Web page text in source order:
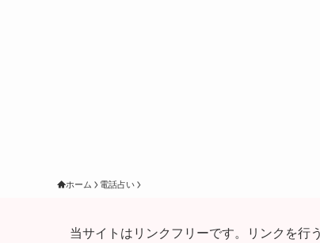
ホーム 電話占い
当サイトはリンクフリーです。リンクを行